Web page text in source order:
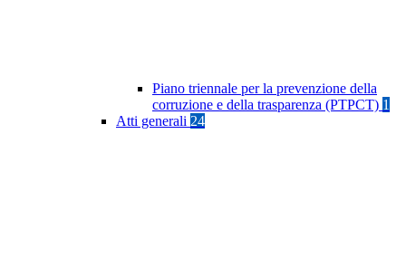
Piano triennale per la prevenzione della
corruzione e della trasparenza (PTPCT) 1
Atti generali 24